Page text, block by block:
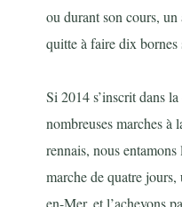
ou durant son cours,
quitte à faire dix
Si 2014 s’inscrit dans
nombreuses marches à
rennais, nous
marche de quatre
en-Mer, et l’achevons